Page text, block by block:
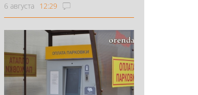
6 августа 12:29